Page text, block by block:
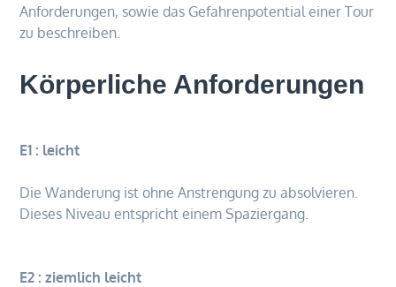
Anforderungen, sowie das Gefahrenpotential einer Tour
zu beschreiben.
Körperliche Anforderungen
E1 : leicht
Die Wanderung ist ohne Anstrengung zu absolvieren.
Dieses Niveau entspricht einem Spaziergang.
E2 : ziemlich leicht